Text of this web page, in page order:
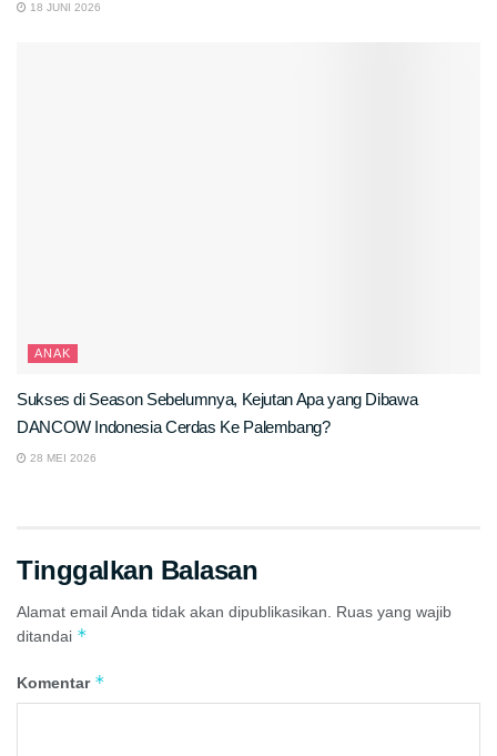
18 JUNI 2026
ANAK
Sukses di Season Sebelumnya, Kejutan Apa yang Dibawa
DANCOW Indonesia Cerdas Ke Palembang?
28 MEI 2026
Tinggalkan Balasan
Alamat email Anda tidak akan dipublikasikan. Ruas yang wajib
ditandai *
Komentar *